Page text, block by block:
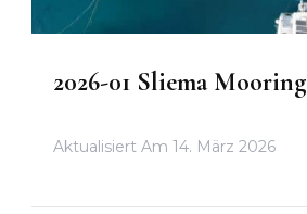
2026-01 Sliema Mooring
Aktualisiert Am 14. März 2026